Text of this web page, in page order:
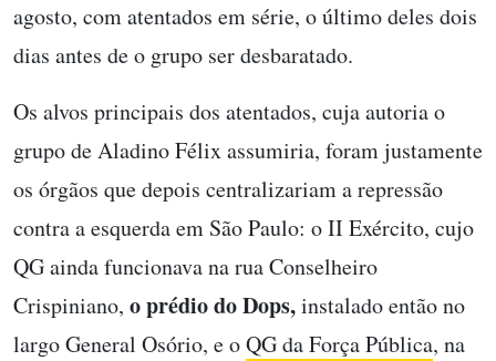
agosto, com atentados em série, o último deles dois
dias antes de o grupo ser desbaratado.
Os alvos principais dos atentados, cuja autoria o
grupo de Aladino Félix assumiria, foram justamente
os órgãos que depois centralizariam a repressão
contra a esquerda em São Paulo: oII Exército, cujo
QG ainda funcionava na rua Conselheiro
Crispiniano, oprédio do Dops,instalado então no
largo General Osório, e oQG da Força Pública, na